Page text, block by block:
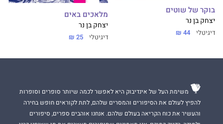
בוקר של שוטים
יצחק בן נר
דיגיטלי 44 ₪
מלאכים באים
יצחק בן נר
דיגיטלי 25 ₪
משימת העל של אינדיבוק היא לאפשר לכמה שיותר סופרים וסופרות
להפיץ לעולם את הסיפורים והמסרים שלהם, לתת לקוראים חופש בחירה
והעשיר את כוח הקריאה בעולם שלהם. אנחנו אוהבים ספרים, סיפורים